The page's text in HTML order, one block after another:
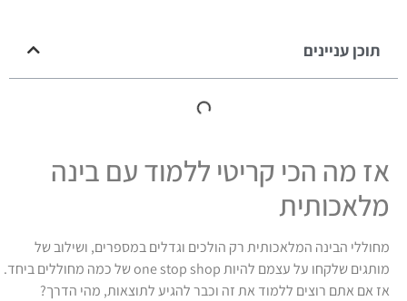
תוכן עניינים
אז מה הכי קריטי ללמוד עם בינה
מלאכותית
מחוללי הבינה המלאכותית רק הולכים וגדלים במספרים, ושילוב של
מותגים שלקחו על עצמם להיות one stop shop של כמה מחוללים ביחד.
אז אם אתם רוצים ללמוד את זה וכבר להגיע לתוצאות, מהי הדרך?